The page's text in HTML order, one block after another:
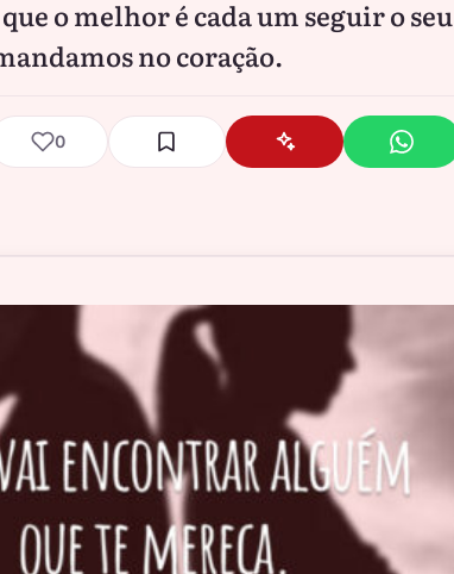
o melhor é cada um seguir o seu
no coração.
0